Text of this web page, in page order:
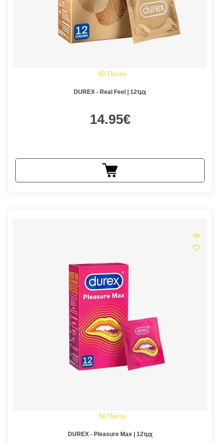
60 Πόντοι
DUREX - Real Feel | 12τμχ
14.95€
58 Πόντοι
DUREX - Pleasure Max | 12τμχ